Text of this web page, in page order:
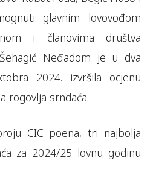
glavnim lovovođom
i članovima društva
Neđadom je u dva
2024. izvršila ocjenu
rogovlja srndaća.
CIC poena, tri najbolja
za 2024/25 lovnu godinu